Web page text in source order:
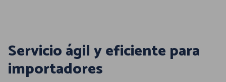
Servicio ágil y eficiente para
importadores